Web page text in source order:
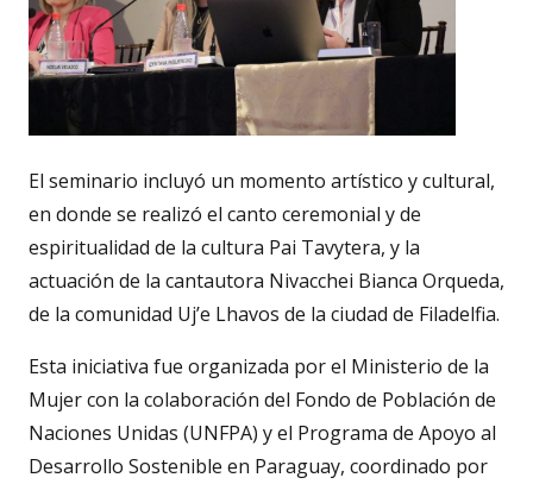
El seminario incluyó un momento artístico y cultural,
en donde se realizó el canto ceremonial y de
espiritualidad de la cultura Pai Tavytera, y la
actuación de la cantautora Nivacchei Bianca Orqueda,
de la comunidad Uj’e Lhavos de la ciudad de Filadelfia.
Esta iniciativa fue organizada por el Ministerio de la
Mujer con la colaboración del Fondo de Población de
Naciones Unidas (UNFPA) y el Programa de Apoyo al
Desarrollo Sostenible en Paraguay, coordinado por